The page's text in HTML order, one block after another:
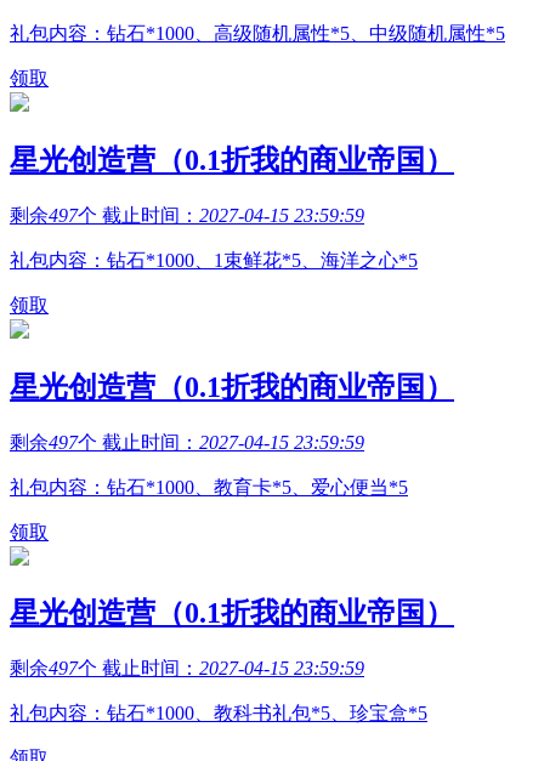
礼包内容：钻石*1000、高级随机属性*5、中级随机属性*5
领取
星光创造营（0.1折我的商业帝国）
剩余497个 截止时间： 2027-04-15 23:59:59
礼包内容：钻石*1000、1束鲜花*5、海洋之心*5
领取
星光创造营（0.1折我的商业帝国）
剩余497个 截止时间： 2027-04-15 23:59:59
礼包内容：钻石*1000、教育卡*5、爱心便当*5
领取
星光创造营（0.1折我的商业帝国）
剩余497个 截止时间： 2027-04-15 23:59:59
礼包内容：钻石*1000、教科书礼包*5、珍宝盒*5